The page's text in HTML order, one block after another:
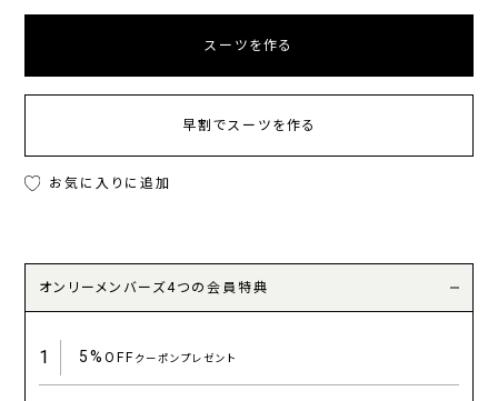
スーツを作る
早割でスーツを作る
お気に入りに追加
オンリーメンバーズ4つの会員特典
1 5%OFFクーポンプレゼント